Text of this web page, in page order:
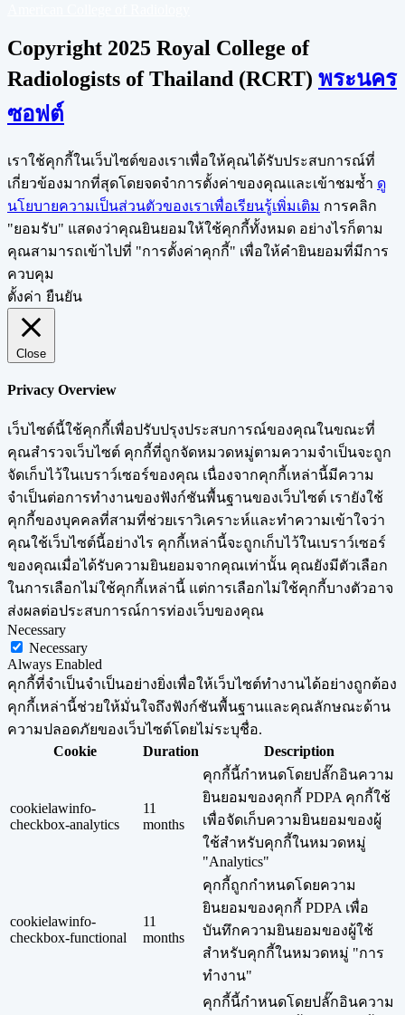
Copyright 2025 Royal College of
Radiologists of Thailand (RCRT) พระนคร
ซอฟต์
เราใช้คุกกี้ในเว็บไซต์ของเราเพื่อให้คุณได้รับประสบการณ์ที่
เกี่ยวข้องมากที่สุดโดยจดจำการตั้งค่าของคุณและเข้าชมซ้ำ ดู
นโยบายความเป็นส่วนตัวของเราเพื่อเรียนรู้เพิ่มเติม การคลิก
"ยอมรับ" แสดงว่าคุณยินยอมให้ใช้คุกกี้ทั้งหมด อย่างไรก็ตาม
คุณสามารถเข้าไปที่ "การตั้งค่าคุกกี้" เพื่อให้คำยินยอมที่มีการ
ควบคุม
ตั้งค่า ยืนยัน
Close
Privacy Overview
เว็บไซต์นี้ใช้คุกกี้เพื่อปรับปรุงประสบการณ์ของคุณในขณะที่
คุณสำรวจเว็บไซต์ คุกกี้ที่ถูกจัดหมวดหมู่ตามความจำเป็นจะถูก
จัดเก็บไว้ในเบราว์เซอร์ของคุณ เนื่องจากคุกกี้เหล่านี้มีความ
จำเป็นต่อการทำงานของฟังก์ชันพื้นฐานของเว็บไซต์ เรายังใช้
คุกกี้ของบุคคลที่สามที่ช่วยเราวิเคราะห์และทำความเข้าใจว่า
คุณใช้เว็บไซต์นี้อย่างไร คุกกี้เหล่านี้จะถูกเก็บไว้ในเบราว์เซอร์
ของคุณเมื่อได้รับความยินยอมจากคุณเท่านั้น คุณยังมีตัวเลือก
ในการเลือกไม่ใช้คุกกี้เหล่านี้ แต่การเลือกไม่ใช้คุกกี้บางตัวอาจ
ส่งผลต่อประสบการณ์การท่องเว็บของคุณ
Necessary
Necessary
Always Enabled
คุกกี้ที่จำเป็นจำเป็นอย่างยิ่งเพื่อให้เว็บไซต์ทำงานได้อย่างถูกต้อง
คุกกี้เหล่านี้ช่วยให้มั่นใจถึงฟังก์ชันพื้นฐานและคุณลักษณะด้าน
ความปลอดภัยของเว็บไซต์โดยไม่ระบุชื่อ.
Cookie
Duration Description
cookielawinfo-
checkbox-analytics
11
months
คุกกี้นี้กำหนดโดยปลั๊กอินความ
ยินยอมของคุกกี้ PDPA คุกกี้ใช้
เพื่อจัดเก็บความยินยอมของผู้
ใช้สำหรับคุกกี้ในหมวดหมู่
"Analytics"
cookielawinfo-
checkbox-functional
11
months
คุกกี้ถูกกำหนดโดยความ
ยินยอมของคุกกี้ PDPA เพื่อ
บันทึกความยินยอมของผู้ใช้
สำหรับคุกกี้ในหมวดหมู่ "การ
ทำงาน"
คุกกี้นี้กำหนดโดยปลั๊กอินความ